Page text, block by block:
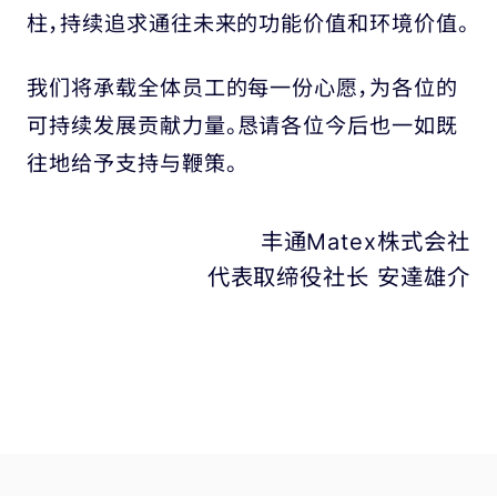
柱，持续追求通往未来的功能价值和环境价值。
我们将承载全体员工的每一份心愿，为各位的
可持续发展贡献力量。 恳请各位今后也一如既
往地给予支持与鞭策。
丰通Matex株式会社
代表取缔役社长 安達雄介